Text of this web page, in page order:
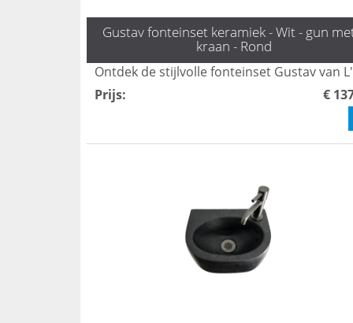
Gustav fonteinset keramiek - Wit - gun
kraan - Rond
Prijs: €